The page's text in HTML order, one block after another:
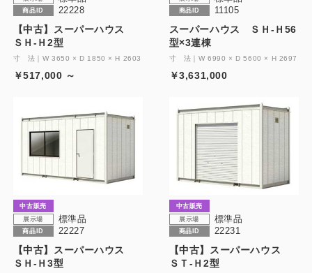
商品ID 22228
【中古】スーパーハウス
ＳＨ-Ｈ2型
寸 法｜W 3650 × D 1850 × H 2603
￥517,000 ～
商品ID 11105
スーパーハウス ＳＨ-Ｈ56
型×3連棟
寸 法｜W 6990 × D 5600 × H 2697
￥3,631,000
中古販売
展示場
標準品
商品ID 22227
【中古】スーパーハウス
ＳＨ-Ｈ3型
中古販売
展示場
標準品
商品ID 22231
【中古】スーパーハウス
ＳＴ-Ｈ2型